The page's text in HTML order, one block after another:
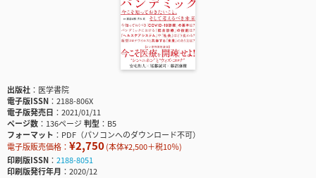
出版社
医学書院
電子版ISSN
2188-806X
電子版発売日
2021/01/11
ページ数
136ページ判型
B5
フォーマット
PDF（パソコンへのダウンロード不可）
電子版販売価格： ¥2,750(本体¥2,500＋税10％)
印刷版ISSN
2188-8051
印刷版発行年月
2020/12